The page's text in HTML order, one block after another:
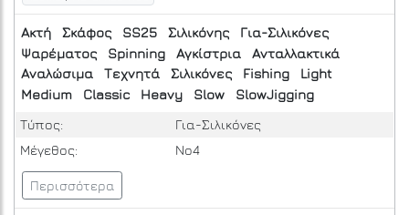
Ακτή Σκάφος SS25 Σιλικόνης
Για-Σιλικόνες
Ψαρέματος
Spinning Αγκίστρια
Ανταλλακτικά
Αναλώσιμα
Τεχνητά Σιλικόνες Fishing
Light
Medium
Classic Heavy Slow
SlowJigging
Τύπος:
Για-Σιλικόνες
Μέγεθος:
No4
Περισσότερα